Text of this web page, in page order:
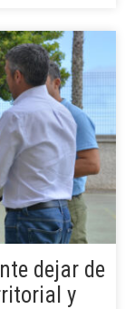
dejar de
y